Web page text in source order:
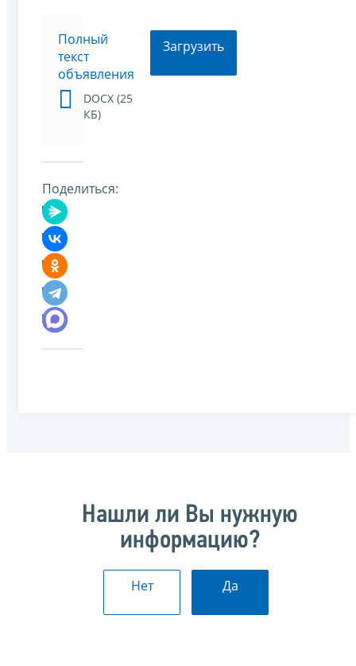
Полный
текст
объявления
DOCX (25
КБ)
Загрузить
Поделиться:
Нашли ли Вы нужную
информацию?
Нет Да